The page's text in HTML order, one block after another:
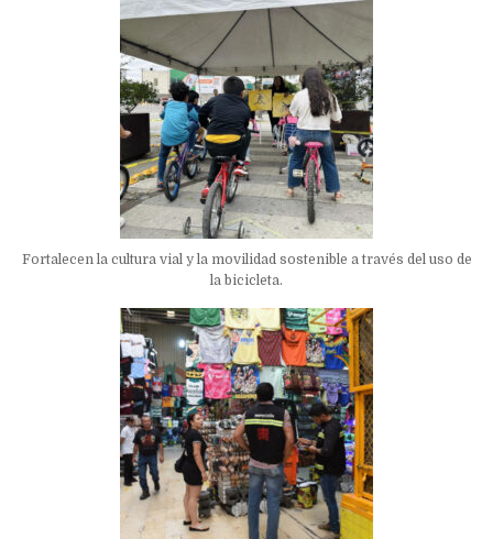
Fortalecen la cultura vial y la movilidad sostenible a través del uso de
la bicicleta.